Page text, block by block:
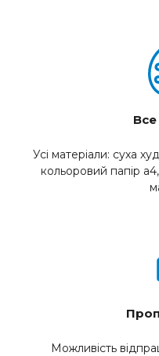
Усі матеріали: суха
кольоровий папір
Можливість